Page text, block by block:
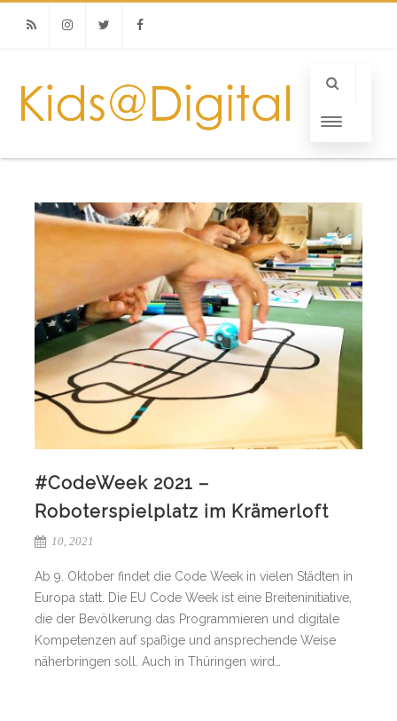
#CodeWeek 2021 –
Roboterspielplatz im Krämerloft
10, 2021
Ab 9. Oktober findet die Code Week in vielen Städten in
Europa statt. Die EU Code Week ist eine Breiteninitiative,
die der Bevölkerung das Programmieren und digitale
Kompetenzen auf spaßige und ansprechende Weise
näherbringen soll. Auch in Thüringen wird…